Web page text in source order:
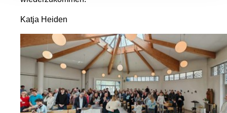
Katja Heiden